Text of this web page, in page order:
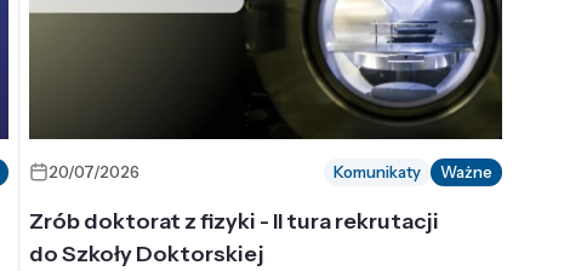
20/07/2026 Komunikaty Ważne
Zrób doktorat z fizyki - II tura rekrutacji
do Szkoły Doktorskiej